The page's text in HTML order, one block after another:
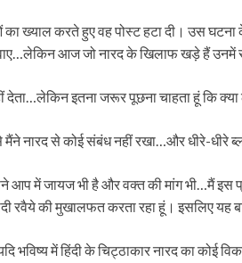
ख्‍याल करते हुए वह पोस्‍ट हटा दी। उस
आज जो नारद के खिलाफ खड़े हैं उनमें
देता…लेकिन इतना जरूर पूछना चाहता हूं कि
नारद से कोई संबंध नहीं रखा…और धीरे-धीरे
आप में जायज भी है और वक्‍त की मांग भी…मैं इस
रवैये की मुखालफत करता रहा हूं। इसलिए यह
भविष्‍य में हिंदी के चिट्ठाकार नारद का कोई